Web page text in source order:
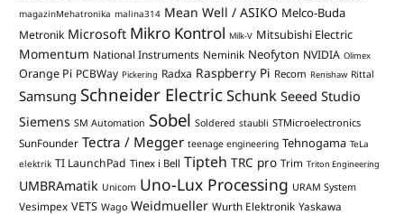
magazinMehatronika malina314 Mean Well / ASIKO Melco-Buda
Metronik Microsoft Mikro Kontrol Milk-V Mitsubishi Electric
Momentum National Instruments Neminik Neofyton NVIDIA Olimex
Orange Pi PCBWay Pickering Radxa Raspberry Pi Recom Renishaw Rittal
Samsung Schneider ElectricSchunk Seeed Studio
Siemens SM Automation Sobel Soldered staubli STMicroelectronics
SunFounder Tectra / Megger teenage engineering Tehnogama TeLa
elektrik TI LaunchPad Tinex i Bell Tipteh TRC pro Trim Triton Engineering
UMBRAmatik Unicom Uno-Lux Processing URAM System
Vesimpex VETS Wago Weidmueller Wurth Elektronik Yaskawa